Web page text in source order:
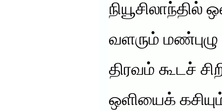
வளரும்
திரவம் கூடச்
ஒளியைக்